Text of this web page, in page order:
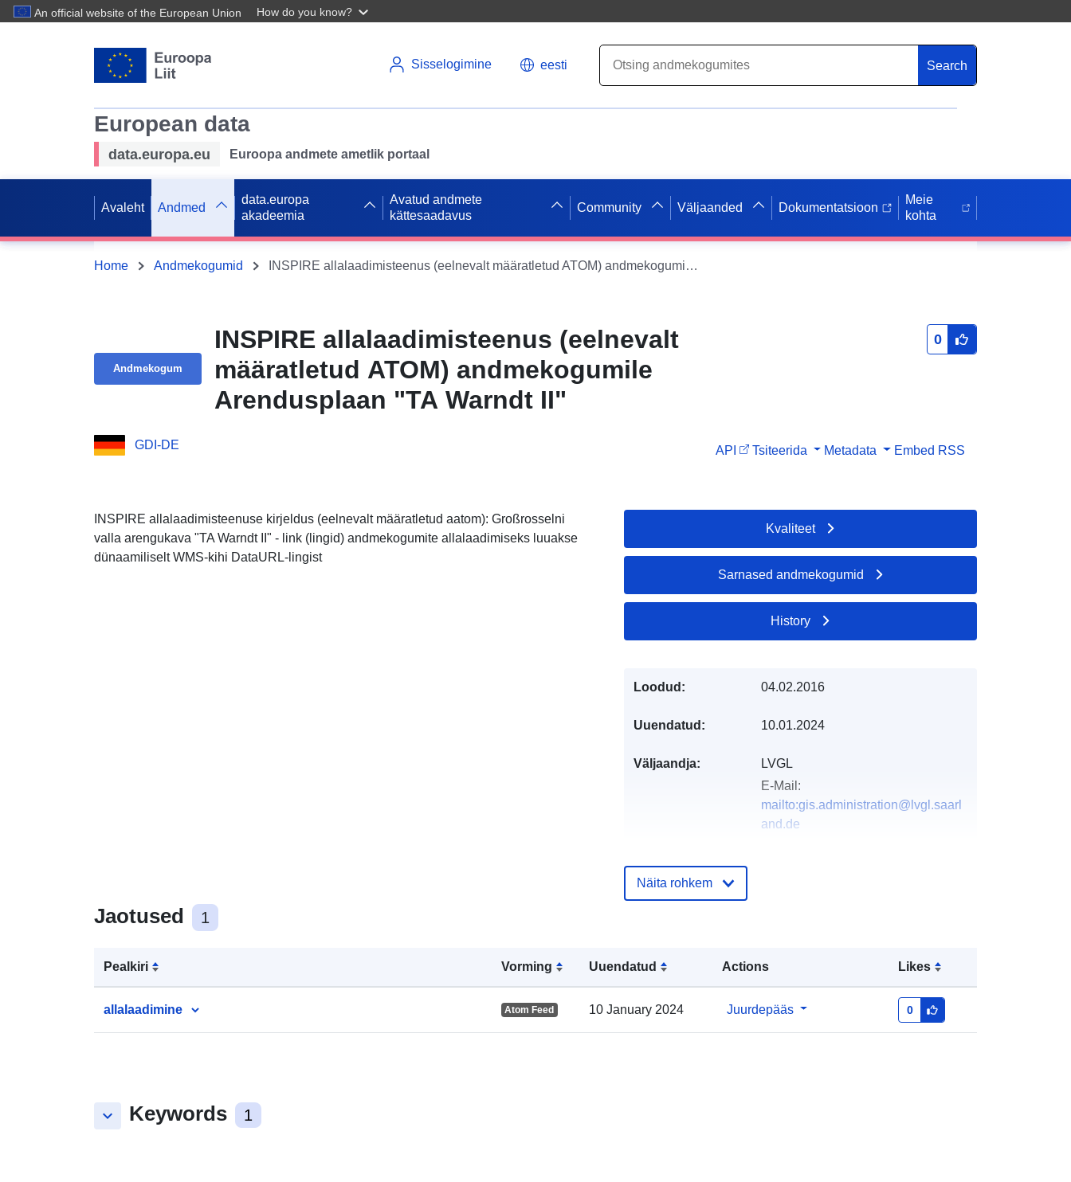
An official website of the European Union How do you know?
Sisselogimine eesti Search
European data
data.europa.eu Euroopa andmete ametlik portaal
Avaleht Andmed
data.europa
akadeemia
Avatud andmete
kättesaadavus
Community Väljaanded Dokumentatsioon
Meie
kohta
Home Andmekogumid INSPIRE allalaadimisteenus (eelnevalt määratletud ATOM) andmekogumile Arendusplaan "TA Warndt II"
Andmekogum
INSPIRE allalaadimisteenus (eelnevalt
määratletud ATOM) andmekogumile
Arendusplaan "TA Warndt II"
0
GDI-DE API Tsiteerida Metadata Embed RSS
INSPIRE allalaadimisteenuse kirjeldus (eelnevalt määratletud aatom): Großrosselni
valla arengukava "TA Warndt II" - link (lingid) andmekogumite allalaadimiseks luuakse
dünaamiliselt WMS-kihi DataURL-lingist
Jaotused 1
Pealkiri Vorming Uuendatud Actions Likes
allalaadimine Atom Feed 10 January 2024 Juurdepääs 0
keyboard_arrow_down Keywords 1
Kvaliteet
Sarnased andmekogumid
History
Loodud: 04.02.2016
Uuendatud: 10.01.2024
Väljaandja:
LVGL
E-Mail:
mailto:gis.administration@lvgl.saarl
and.de
Kataloogi kirje:
Geograafiline
ulatus:
Koordinaadid:
[ 6.81866, 49.1843 ], [ 6.81866,
49.1785 ], [ 6.80609, 49.1785 ], [
Näita rohkem